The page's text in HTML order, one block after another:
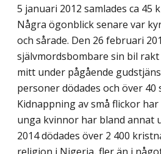
5 januari 2012 samlades ca 45
Några ögonblick senare var
och sårade. Den 26 februari
självmordsbombare sin bil rakt
mitt under pågående
personer dödades och över 40
Kidnappning av små flickor
unga kvinnor har bland annat
2014 dödades över 2 400
religion i Nigeria, fler än i